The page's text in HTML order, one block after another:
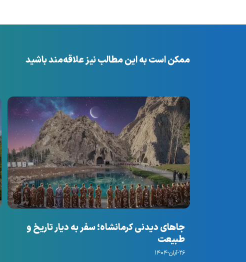
ممکن است به این مطالب نیز علاقه‌مند باشید
جاهای دیدنی کرمانشاه؛ سفر به دیار تاریخ و
طبیعت
۲۶-آبان-۱۴۰۴